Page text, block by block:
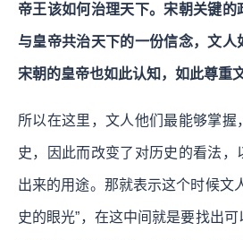
帝王该如何治理天下。宋朝关键的
与皇帝共治天下的一份信念，文人
宋朝的皇帝也如此认知，如此尊重文
所以在这里，文人他们最能够掌握
史，因此而改变了对历史的看法，
出来的用途。那就表示这个时候文
史的眼光”，在这中间就是要找出